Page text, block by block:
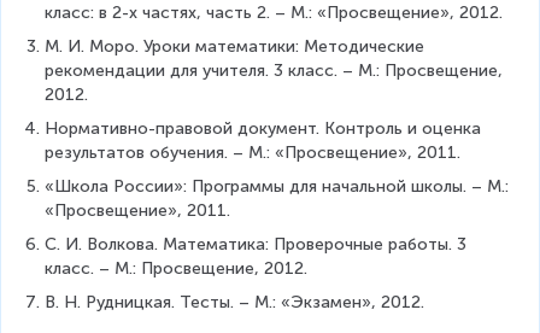
класс: в 2-х частях, часть 2. – М.: «Просвещение», 2012.
М. И. Моро. Уроки математики: Методические
рекомендации для учителя. 3 класс. – М.: Просвещение,
2012.
Нормативно-правовой документ. Контроль и оценка
результатов обучения. – М.: «Просвещение», 2011.
«Школа России»: Программы для начальной школы. – М.:
«Просвещение», 2011.
С. И. Волкова. Математика: Проверочные работы. 3
класс. – М.: Просвещение, 2012.
В. Н. Рудницкая. Тесты. – М.: «Экзамен», 2012.